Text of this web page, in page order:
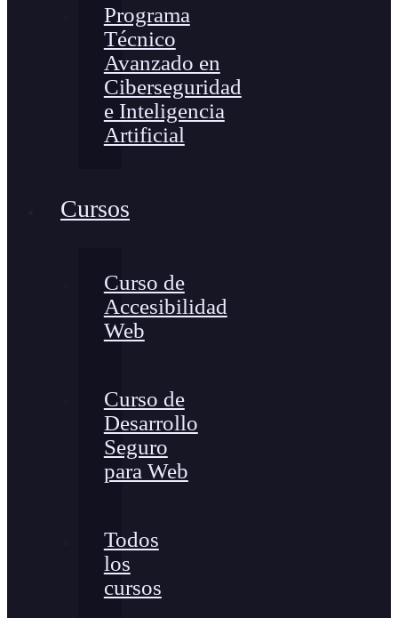
Programa
Técnico
Avanzado en
Ciberseguridad
e Inteligencia
Artificial
Cursos
Curso de
Accesibilidad
Web
Curso de
Desarrollo
Seguro
para Web
Todos
los
cursos